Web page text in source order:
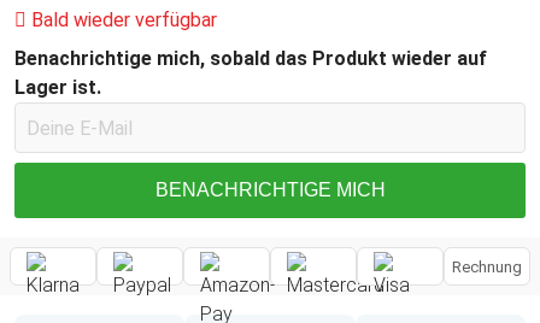
Bald wieder verfügbar
Benachrichtige mich, sobald das Produkt wieder auf
Lager ist.
BENACHRICHTIGE MICH
Rechnung